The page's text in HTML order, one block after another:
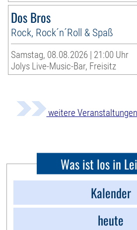
Dos Bros
Rock, Rock´n´Roll & Spaß
Samstag, 08.08.2026 | 21:00 Uhr
Jolys Live-Music-Bar, Freisitz
weitere Veranstaltungen
Was ist los in
Kalender
heute